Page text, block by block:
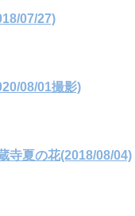
07/27)
08/01撮影)
寺夏の花(2018/08/04)